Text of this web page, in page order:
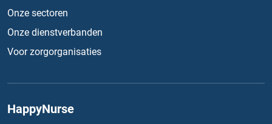
Onze sectoren
Onze dienstverbanden
Voor zorgorganisaties
HappyNurse